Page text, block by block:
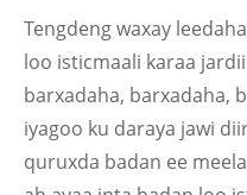
Tengdeng waxay
loo isticmaali karaa
barxadaha, barxadaha,
iyagoo ku daraya jawi
quruxda badan ee